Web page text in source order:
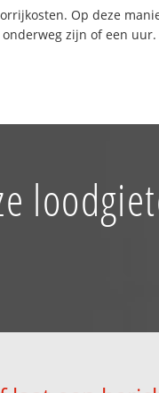
Op deze
zijn of een